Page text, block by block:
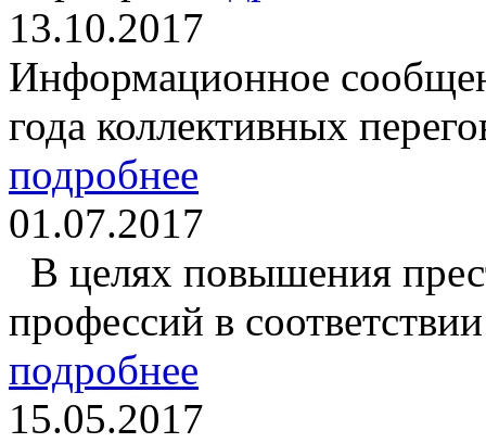
13.10.2017
Информационное
года коллективных
подробнее
01.07.2017
В целях повышения
профессий в
подробнее
15.05.2017